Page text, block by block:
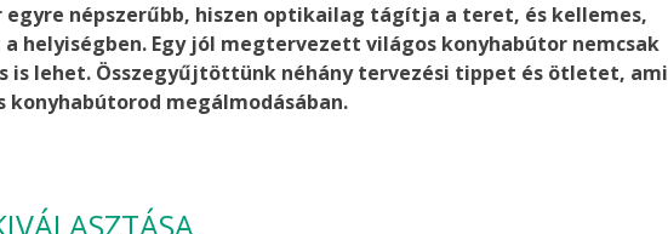
egyre népszerűbb, hiszen optikailag tágítja a teret, és kellemes,
helyiségben. Egy jól megtervezett világos konyhabútor nemcsak
is lehet. Összegyűjtöttünk néhány tervezési tippet és ötletet, ami
megálmodásában.